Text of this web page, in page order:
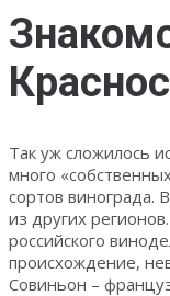
Так уж сложилось
много
сортов винограда.
из других
российского
происхождение,
Совиньон –